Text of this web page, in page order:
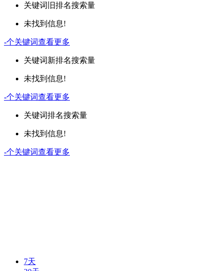
关键词 旧排名搜索量
未找到信息!
-个关键词查看更多
关键词新排名搜索量
未找到信息!
-个关键词查看更多
关键词排名搜索量
未找到信息!
-个关键词查看更多
7天